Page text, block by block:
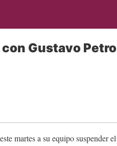
Gustavo Petro
martes a su equipo suspender el